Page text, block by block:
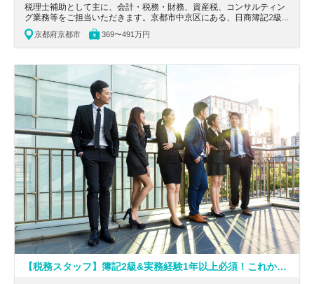
税理士補助として主に、会計・税務・財務、資産税、コンサルティン
グ業務等をご担当いただきます。京都市中京区にある、日商簿記2級
以上！創業90年、整った教育体制から企業経営を支えるプロに成長で
きる老舗税理士法人の求人です。
京都府京都市 369〜491万円
【税務スタッフ】簿記2級&実務経験1年以上必須！これからスキルを身につけたい方必見！若手が活躍する企業文化を持つ会計事務所